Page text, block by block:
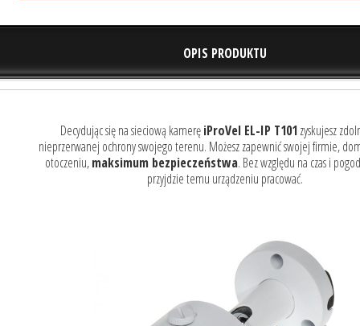
OPIS PRODUKTU
Decydując się na sieciową kameręiProVel EL-IP T101zyskujesz
nieprzerwanej ochrony swojego terenu. Możesz zapewnić swojej firmie,
otoczeniu,maksimum bezpieczeństwa. Bez względu na czas i
przyjdzie temu urządzeniu pracować.